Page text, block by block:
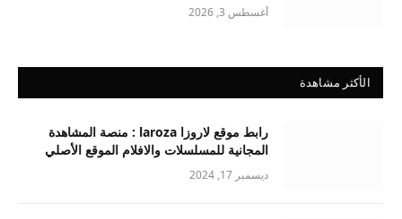
أغسطس 3, 2026
الأكثر مشاهدة
رابط موقع لاروزا laroza : منصة المشاهدة
المجانية للمسلسلات والافلام الموقع الأصلي
ديسمبر 17, 2024